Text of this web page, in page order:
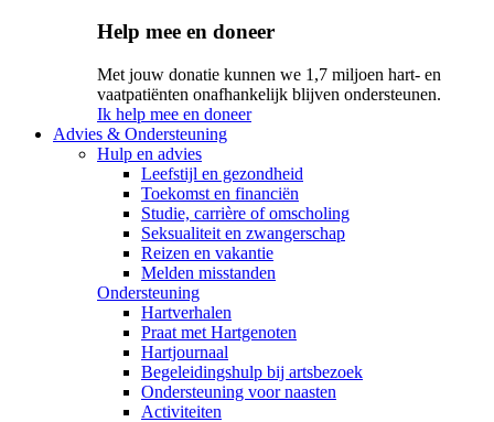
Help mee en doneer
Met jouw donatie kunnen we 1,7 miljoen hart- en
vaatpatiënten onafhankelijk blijven ondersteunen.
Ik help mee en doneer
Advies & Ondersteuning
Hulp en advies
Leefstijl en gezondheid
Toekomst en financiën
Studie, carrière of omscholing
Seksualiteit en zwangerschap
Reizen en vakantie
Melden misstanden
Ondersteuning
Hartverhalen
Praat met Hartgenoten
Hartjournaal
Begeleidingshulp bij artsbezoek
Ondersteuning voor naasten
Activiteiten